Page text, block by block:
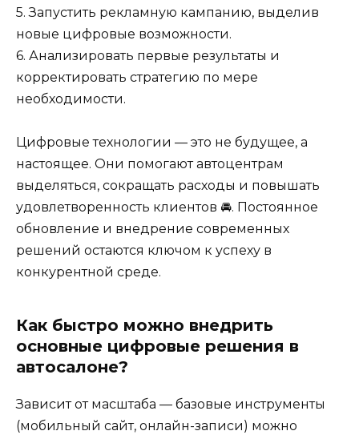
5. Запустить рекламную кампанию, выделив
новые цифровые возможности.
6. Анализировать первые результаты и
корректировать стратегию по мере
необходимости.
Цифровые технологии — это не будущее, а
настоящее. Они помогают автоцентрам
выделяться, сокращать расходы и повышать
удовлетворенность клиентов 🚘. Постоянное
обновление и внедрение современных
решений остаются ключом к успеху в
конкурентной среде.
Как быстро можно внедрить
основные цифровые решения в
автосалоне?
Зависит от масштаба — базовые инструменты
(мобильный сайт, онлайн-записи) можно